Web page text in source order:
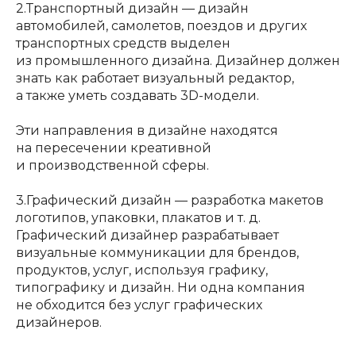
2.Транспортный дизайн — дизайн
автомобилей, самолетов, поездов и других
транспортных средств выделен
из промышленного дизайна. Дизайнер должен
знать как работает визуальный редактор,
а также уметь создавать 3D-модели.
Эти направления в дизайне находятся
на пересечении креативной
и производственной сферы.
3.Графический дизайн — разработка макетов
логотипов, упаковки, плакатов и т. д.
Графический дизайнер разрабатывает
визуальные коммуникации для брендов,
продуктов, услуг, используя графику,
типографику и дизайн. Ни одна компания
не обходится без услуг графических
дизайнеров.